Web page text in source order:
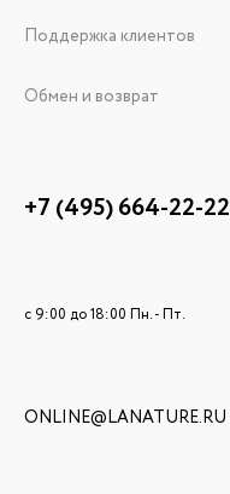
Поддержка клиентов
Обмен и возврат
+7 (495) 664-22-22
c 9:00 до 18:00 Пн. - Пт.
ONLINE@LANATURE.RU